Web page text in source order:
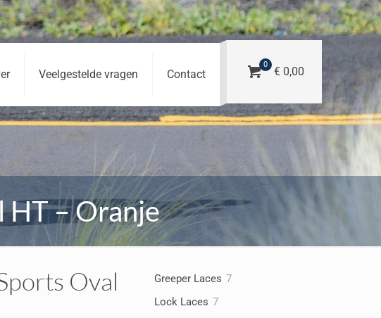
Veelgestelde vragen Contact
0
€ 0,00
HT – Oranje
Oval
Greeper Laces 77
Lock Laces 77